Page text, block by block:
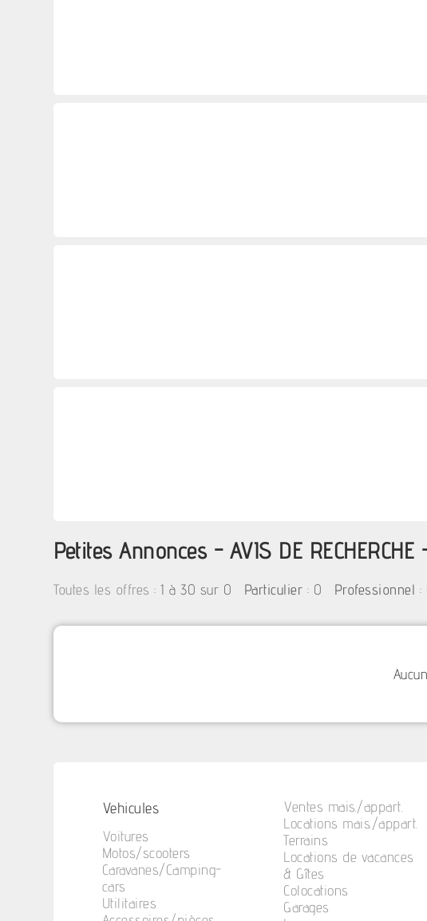
Petites Annonces - AVIS DE
Toutes les offres :1 à 30 sur 0 Particulier : 0 Professionnel :
Vehicules
Voitures
Motos/scooters
Caravanes/Camping-
cars
Utilitaires
Ventes mais./appart.
Locations mais./appart.
Terrains
Locations de vacances
& Gîtes
Colocations
Garages